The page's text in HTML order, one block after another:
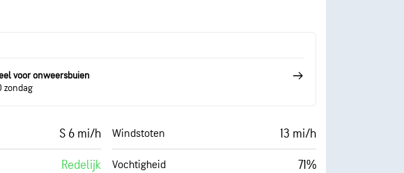
7000 ft
voor onweersbuien
zondag
S 6 mi/h
Redelijk
Windstoten 13 mi/h
Vochtigheid 71%